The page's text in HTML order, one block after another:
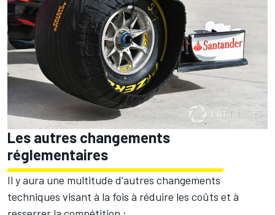
Les autres changements
réglementaires
Il y aura une multitude d'autres changements
techniques visant à la fois à réduire les coûts et à